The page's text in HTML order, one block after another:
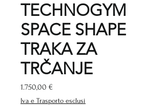
TECHNOGYM
SPACE SHAPE
TRAKA ZA
TRČANJE
1.750,00 €
Iva e Trasporto esclusi